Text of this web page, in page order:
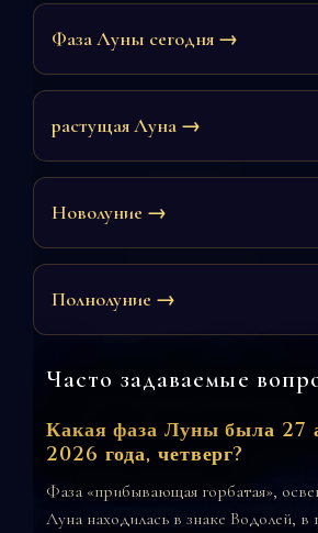
Фаза Луны сегодня →
растущая Луна →
Новолуние →
Полнолуние →
Часто задаваемые
Какая фаза Луны была 27
2026 года, четверг?
Фаза «прибывающая горбатая»,
Луна находилась в знаке Водолей, в